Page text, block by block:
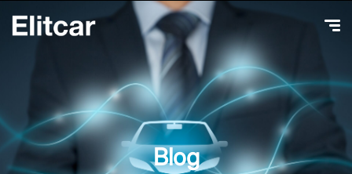
Blog